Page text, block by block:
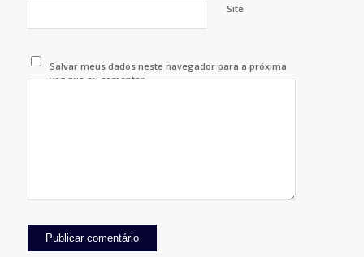
Site
Salvar meus dados neste navegador para a próxima
vez que eu comentar.